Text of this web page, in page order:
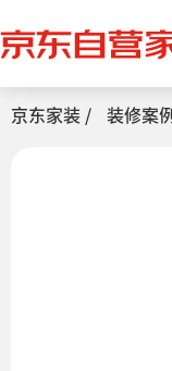
京东家装 / 装修案